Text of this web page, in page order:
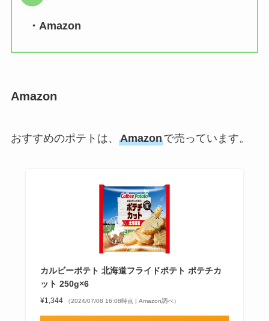
・Amazon
Amazon
おすすめのポテトは、 Amazonで売っています。
カルビーポテト 北海道フライドポテト ポテチカ
ット 250g×6
¥1,344 （2024/07/08 16:08時点 | Amazon調べ）